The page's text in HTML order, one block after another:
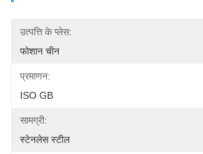
उत्पत्ति के प्लेस:
फोशान चीन
प्रमाणन:
ISO GB
सामग्री:
स्टेनलेस स्टील